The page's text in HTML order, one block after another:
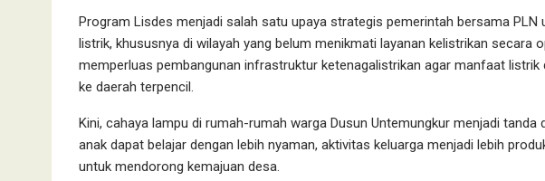
Program Lisdes menjadi salah satu upaya strategis pemerintah bersama
listrik, khususnya di wilayah yang belum menikmati layanan kelistrikan secara
memperluas pembangunan infrastruktur ketenagalistrikan agar manfaat
ke daerah terpencil.
Kini, cahaya lampu di rumah-rumah warga Dusun Untemungkur menjadi tanda
anak dapat belajar dengan lebih nyaman, aktivitas keluarga menjadi lebih
untuk mendorong kemajuan desa.